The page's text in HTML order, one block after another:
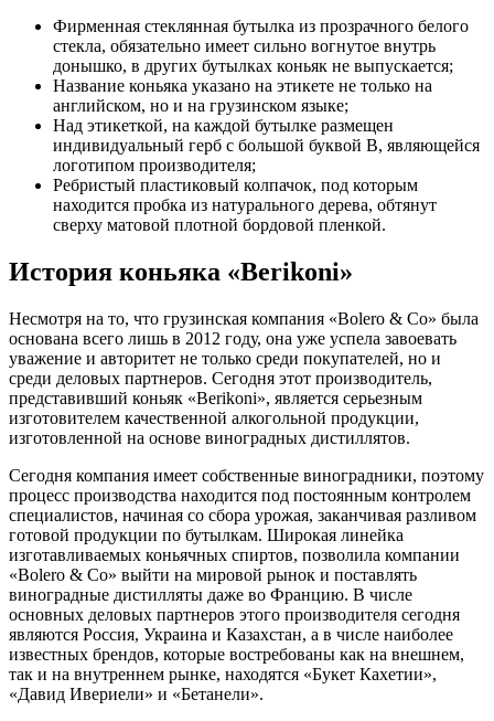
Фирменная стеклянная бутылка из прозрачного белого
стекла, обязательно имеет сильно вогнутое внутрь
донышко, в других бутылках коньяк не выпускается;
Название коньяка указано на этикете не только на
английском, но и на грузинском языке;
Над этикеткой, на каждой бутылке размещен
индивидуальный герб с большой буквой В, являющейся
логотипом производителя;
Ребристый пластиковый колпачок, под которым
находится пробка из натурального дерева, обтянут
сверху матовой плотной бордовой пленкой.
История коньяка «Berikoni»
Несмотря на то, что грузинская компания «Bolero & Co» была
основана всего лишь в 2012 году, она уже успела завоевать
уважение и авторитет не только среди покупателей, но и
среди деловых партнеров. Сегодня этот производитель,
представивший коньяк «Berikoni», является серьезным
изготовителем качественной алкогольной продукции,
изготовленной на основе виноградных дистиллятов.
Сегодня компания имеет собственные виноградники, поэтому
процесс производства находится под постоянным контролем
специалистов, начиная со сбора урожая, заканчивая разливом
готовой продукции по бутылкам. Широкая линейка
изготавливаемых коньячных спиртов, позволила компании
«Bolero & Co» выйти на мировой рынок и поставлять
виноградные дистилляты даже во Францию. В числе
основных деловых партнеров этого производителя сегодня
являются Россия, Украина и Казахстан, а в числе наиболее
известных брендов, которые востребованы как на внешнем,
так и на внутреннем рынке, находятся «Букет Кахетии»,
«Давид Ивериели» и «Бетанели».